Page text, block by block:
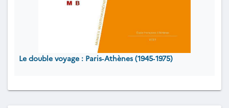
Le double voyage : Paris‐Athènes (1945‐1975)